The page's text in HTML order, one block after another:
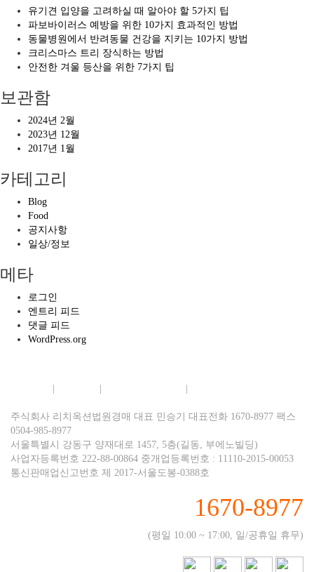
유기견 입양을 고려하실 때 알아야 할 5가지 팁
파보바이러스 예방을 위한 10가지 효과적인 방법
동물병원에서 반려동물 건강을 지키는 10가지 방법
크리스마스 트리 장식하는 방법
안전한 겨울 등산을 위한 7가지 팁
보관함
2024년 2월
2023년 12월
2017년 1월
카테고리
Blog
Food
공지사항
일상/정보
메타
로그인
엔트리 피드
댓글 피드
WordPress.org
주식회사 리치옥션법원경매 대표 민승기 대표전화 1670-8977 팩스
0504-985-8977
서울특별시 강동구 양재대로 1457, 5층(길동, 부에노빌딩)
사업자등록번호 222-88-00864 중개업등록번호 : 11110-2015-00053
통신판매업신고번호 제 2017-서울도봉-0388호
1670-8977
(평일 10:00 ~ 17:00, 일/공휴일 휴무)